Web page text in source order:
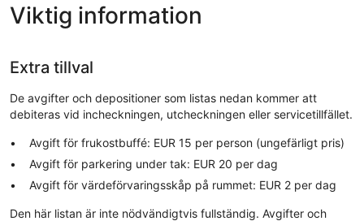
Viktig information
Extra tillval
De avgifter och depositioner som listas nedan kommer att
debiteras vid incheckningen, utcheckningen eller servicetillfället.
Avgift för frukostbuffé: EUR 15 per person (ungefärligt pris)
Avgift för parkering under tak: EUR 20 per dag
Avgift för värdeförvaringsskåp på rummet: EUR 2 per dag
Den här listan är inte nödvändigtvis fullständig. Avgifter och